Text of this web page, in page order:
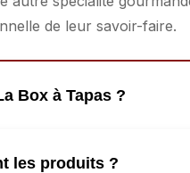
de leur savoir-faire.
Box à Tapas ?
les produits ?